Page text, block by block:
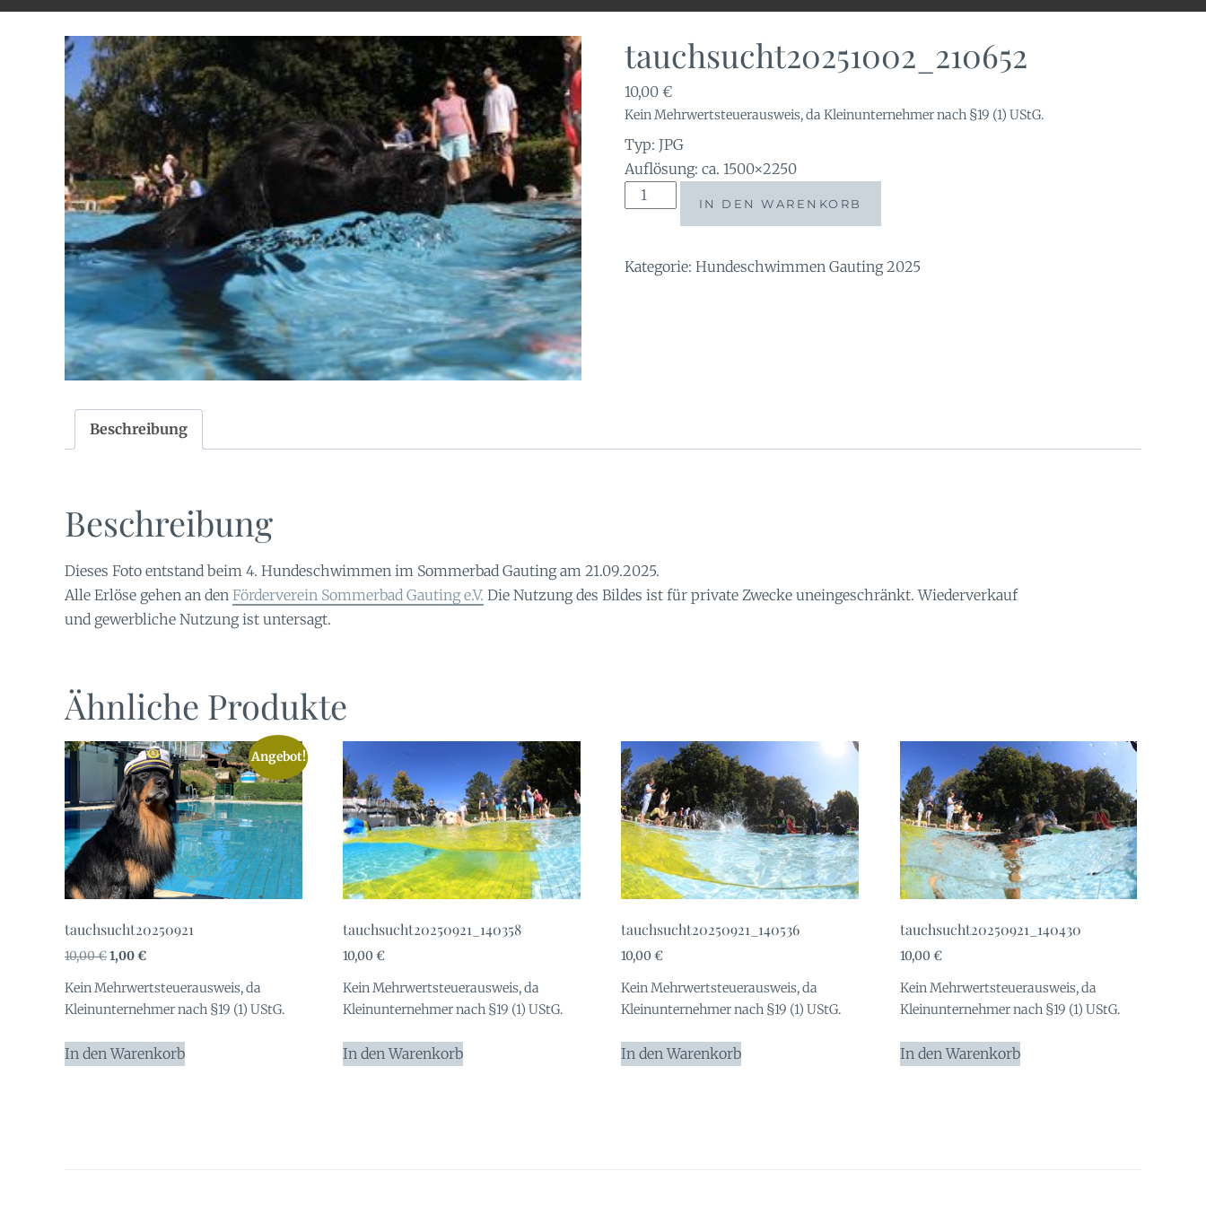
tauchsucht20251002_210652
10,00 €
Kein Mehrwertsteuerausweis, da Kleinunternehmer nach §19 (1) UStG.
Typ: JPG
Auflösung: ca. 1500×2250
tauchsucht20251002_210652
IN DEN WARENKORB
Kategorie: Hundeschwimmen Gauting 2025
Beschreibung
Beschreibung
Dieses Foto entstand beim 4. Hundeschwimmen im Sommerbad Gauting am 21.09.2025.
Alle Erlöse gehen an den Förderverein Sommerbad Gauting e.V. Die Nutzung des Bildes ist für private Zwecke uneingeschränkt. Wiederverkauf
und gewerbliche Nutzung ist untersagt.
Ähnliche Produkte
Angebot!
tauchsucht20250921
10,00€Ursprünglicher
war:
10,00 €
1,00€Aktueller
ist:
1,00 €.
Kein Mehrwertsteuerausweis, da
Kleinunternehmer nach §19 (1) UStG.
In den Warenkorb
tauchsucht20250921_140358
10,00€
Kein Mehrwertsteuerausweis, da
Kleinunternehmer nach §19 (1) UStG.
In den Warenkorb
tauchsucht20250921_140536
10,00€
Kein Mehrwertsteuerausweis, da
Kleinunternehmer nach §19 (1) UStG.
In den Warenkorb
tauchsucht20250921_140430
10,00 €
Kein Mehrwertsteuerausweis, da
Kleinunternehmer nach §19 (1) UStG.
In den Warenkorb